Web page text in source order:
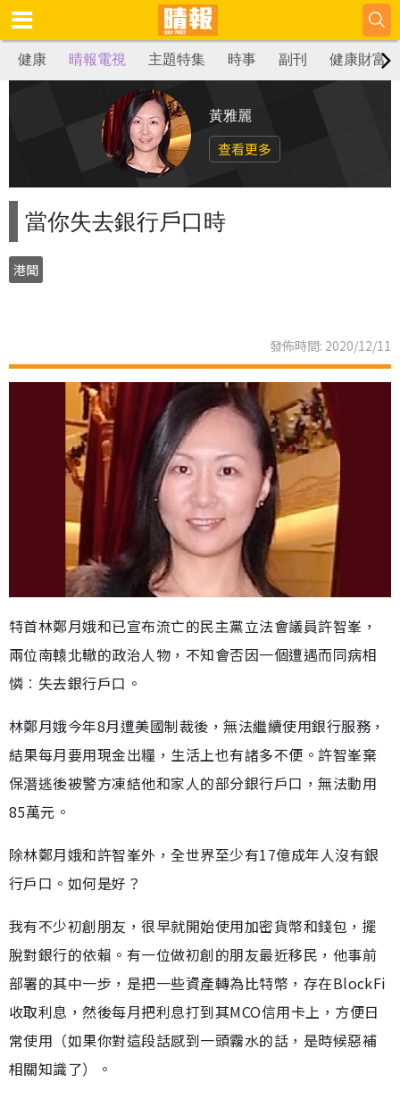
健康 晴報電視 主題特集 時事 副刊 健康財富
黃雅麗
查看更多
當你失去銀行戶口時
港聞
發佈時間: 2020/12/11
特首林鄭月娥和已宣布流亡的民主黨立法會議員許智峯，
兩位南轅北轍的政治人物，不知會否因一個遭遇而同病相
憐︰失去銀行戶口。
林鄭月娥今年8月遭美國制裁後，無法繼續使用銀行服務，
結果每月要用現金出糧，生活上也有諸多不便。許智峯棄
保潛逃後被警方凍結他和家人的部分銀行戶口，無法動用
85萬元。
除林鄭月娥和許智峯外，全世界至少有17億成年人沒有銀
行戶口。如何是好？
我有不少初創朋友，很早就開始使用加密貨幣和錢包，擺
脫對銀行的依賴。有一位做初創的朋友最近移民，他事前
部署的其中一步，是把一些資產轉為比特幣，存在BlockFi
收取利息，然後每月把利息打到其MCO信用卡上，方便日
常使用（如果你對這段話感到一頭霧水的話，是時候惡補
相關知識了）。